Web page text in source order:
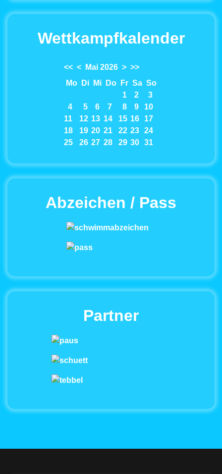
Wettkampfkalender
<< < Mai 2026 > >>
Mo
Di Mi Do Fr Sa So
1
2
3
4
5 6 7 8 9
10
11
12 13 14 15 16
17
18
19 20 21 22 23
24
25
26 27 28 29 30 31
Abzeichen / Pass
Partner